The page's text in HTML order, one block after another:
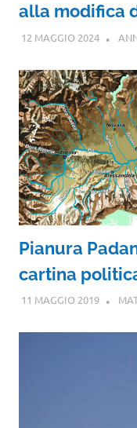
alla modifica
12 MAGGIO 2024
Pianura
cartina
11 MAGGIO 2019